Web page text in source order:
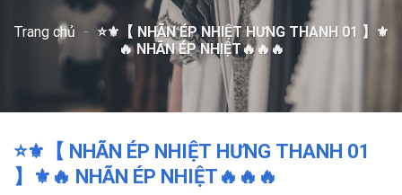
Trang chủ - ⭐️⚜️【 NHÃN ÉP NHIỆT HƯNG THANH 01 】⚜️
🔥 NHÃN ÉP NHIỆT🔥🔥🔥
⭐️⚜️【 NHÃN ÉP NHIỆT HƯNG THANH 01
】⚜️🔥 NHÃN ÉP NHIỆT🔥🔥🔥